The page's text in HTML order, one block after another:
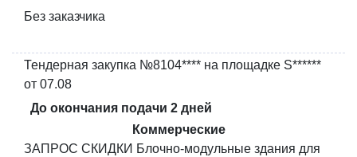
Без заказчика
Тендерная закупка №8104**** на площадке S******
от 07.08
До окончания подачи 2 дней
Коммерческие
ЗАПРОС СКИДКИ Блочно-модульные здания для